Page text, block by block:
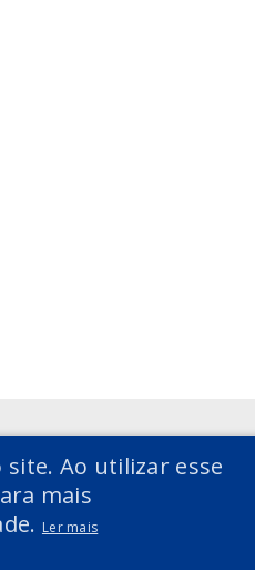
Ao utilizar esse
mais
Ler mais